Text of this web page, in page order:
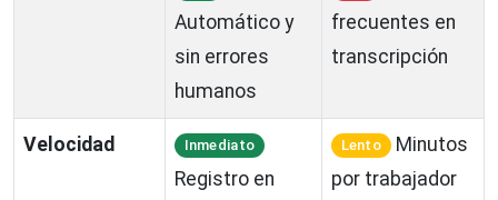
Automático y
sin errores
humanos
frecuentes en
transcripción
Velocidad Inmediato
Registro en
Lento Minutos
por trabajador